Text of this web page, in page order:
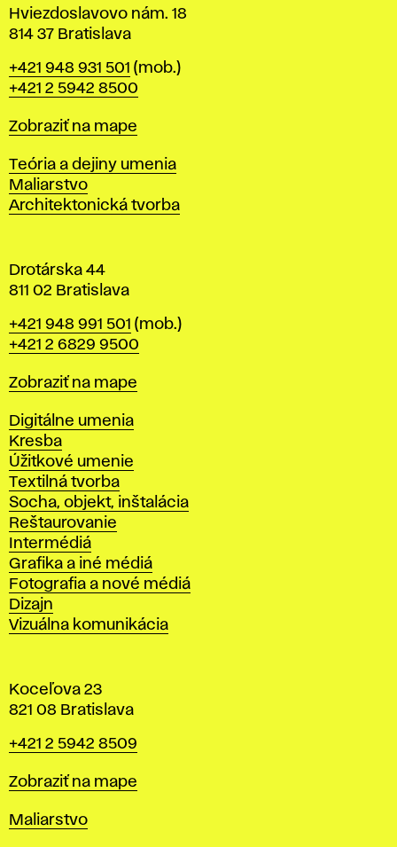
v
r
a
i
l
a
v
Hviezdoslavovo nám. 18
814 37 Bratislava
Telefón
+421 948 931 501 (mob.)
+421 2 5942 8500
Mapa
Zobraziť na mape
Katedry
Teória a dejiny umenia
Maliarstvo
Architektonická tvorba
Drotárska 44
811 02 Bratislava
Telefón
+421 948 991 501 (mob.)
+421 2 6829 9500
Mapa
Zobraziť na mape
Katedry
Digitálne umenia
Kresba
Úžitkové umenie
Textilná tvorba
Socha, objekt, inštalácia
Reštaurovanie
Intermédiá
Grafika a iné médiá
Fotografia a nové médiá
Dizajn
Vizuálna komunikácia
Koceľova 23
821 08 Bratislava
Telefón
+421 2 5942 8509
Mapa
Zobraziť na mape
Katedry
Maliarstvo